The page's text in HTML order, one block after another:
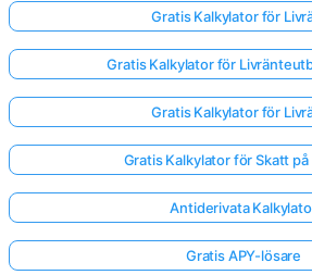
Gratis Kalkylator för
Gratis Kalkylator för
Gratis Kalkylator för
Gratis Kalkylator för Skatt på
Antiderivata
Gratis APY-lösare